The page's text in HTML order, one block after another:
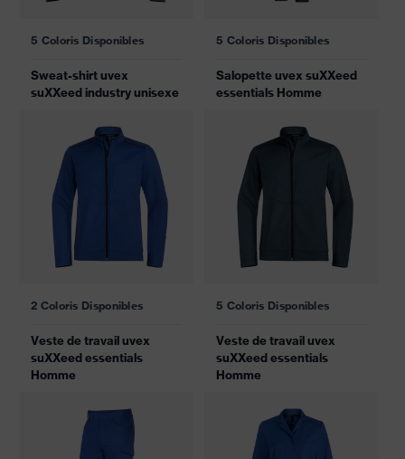
5 Coloris Disponibles
Sweat-shirt uvex
suXXeed industry unisexe
5 Coloris Disponibles
Salopette uvex suXXeed
essentials Homme
2 Coloris Disponibles
Veste de travail uvex
suXXeed essentials
Homme
5 Coloris Disponibles
Veste de travail uvex
suXXeed essentials
Homme